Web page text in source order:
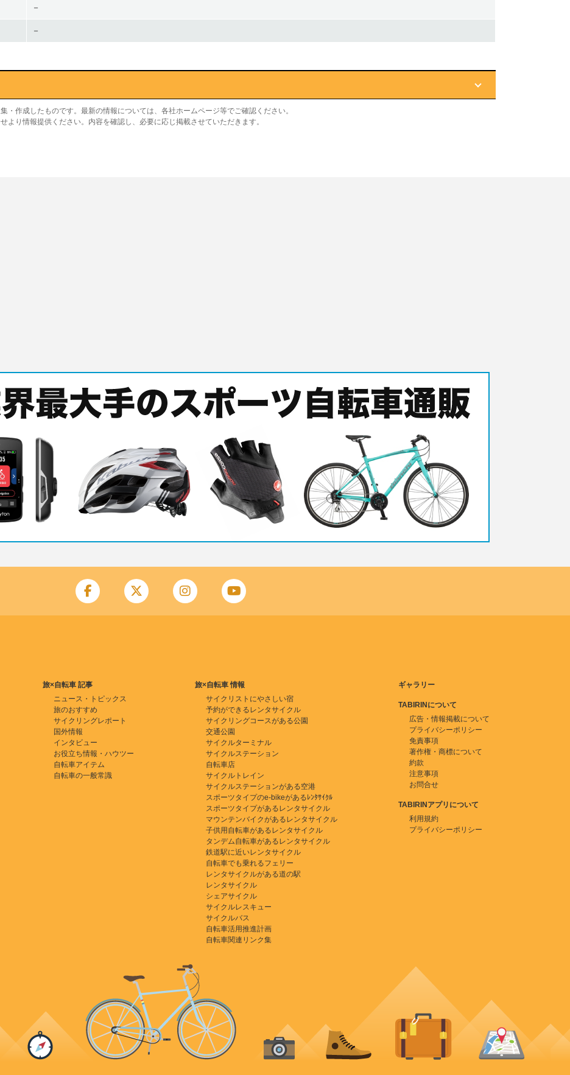
－
－
・作成したものです。最新の情報については、各社ホームページ等でご確認ください。
より情報提供ください。内容を確認し、必要に応じ掲載させていただきます。
旅×自転車 記事
ニュース・トピックス
旅のおすすめ
サイクリングレポート
国外情報
インタビュー
お役立ち情報・ハウツー
自転車アイテム
自転車の一般常識
旅×自転車 情報
サイクリストにやさしい宿
予約ができるレンタサイクル
サイクリングコースがある公園
交通公園
サイクルターミナル
サイクルステーション
自転車店
サイクルトレイン
サイクルステーションがある空港
スポーツタイプのe-bikeがあるﾚﾝﾀｻｲｸﾙ
スポーツタイプがあるレンタサイクル
マウンテンバイクがあるレンタサイクル
子供用自転車があるレンタサイクル
タンデム自転車があるレンタサイクル
鉄道駅に近いレンタサイクル
自転車でも乗れるフェリー
レンタサイクルがある道の駅
レンタサイクル
シェアサイクル
サイクルレスキュー
サイクルバス
自転車活用推進計画
自転車関連リンク集
ギャラリー
TABIRINについて
広告・情報掲載について
プライバシーポリシー
免責事項
著作権・商標について
約款
注意事項
お問合せ
TABIRINアプリについて
利用規約
プライバシーポリシー